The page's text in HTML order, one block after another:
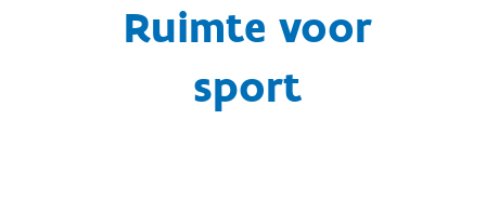
Ruimte voor
sport